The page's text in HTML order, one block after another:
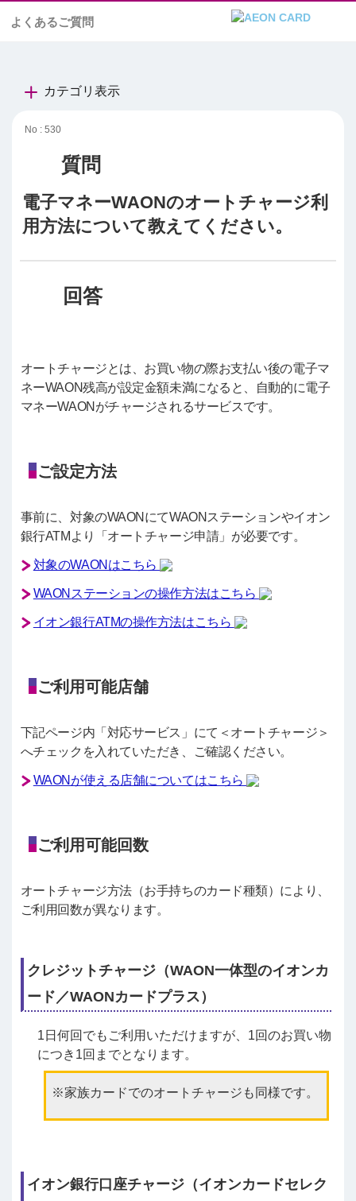
よくあるご質問
カテゴリ表示
No : 530
電子マネーWAONのオートチャージ利
用方法について教えてください。
オートチャージとは、お買い物の際お支払い後の電子マ
ネーWAON残高が設定金額未満になると、自動的に電子
マネーWAONがチャージされるサービスです。
ご設定方法
事前に、対象のWAONにてWAONステーションやイオン
銀行ATMより「オートチャージ申請」が必要です。
対象のWAONはこちら
WAONステーションの操作方法はこちら
イオン銀行ATMの操作方法はこちら
ご利用可能店舗
下記ページ内「対応サービス」にて＜オートチャージ＞
へチェックを入れていただき、ご確認ください。
WAONが使える店舗についてはこちら
ご利用可能回数
オートチャージ方法（お手持ちのカード種類）により、
ご利用回数が異なります。
クレジットチャージ（WAON一体型のイオンカ
ード／WAONカードプラス）
1日何回でもご利用いただけますが、1回のお買い物
につき1回までとなります。
家族カードでのオートチャージも同様です。
イオン銀行口座チャージ（イオンカードセレク